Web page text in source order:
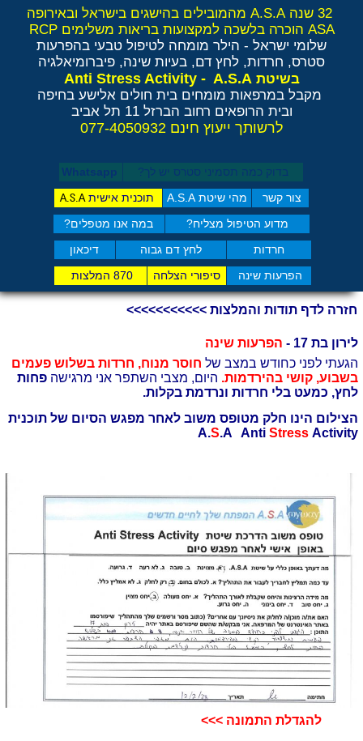
צור קשר מהי שיטת A.S.A תוכנית אישיתA.S.A
חרדות לחץ דם גבוה דיכאון
מדוע הטיפול מצליח? במה אנו מטפלים?
הפרעות שינה סיפורי הצלחה 870 המלצות
בדוק כמה תסמיני סט​רס יש לך? Whatsapp
32 שנה A.S.A מהמובילים בהישגים בישראל ובאירופה
ASA הוכרה בלשכה למקצועות בריאות משלימים RCP
שלומי ישראל - הילר מומחה לטיפול טבעי בהפרעות
סטרס, חרדות, לחץ דם, בעיות שינה, פיברומיאלגיה
בשיטת Anti Stress Activity - A.S.A
מקבל במרפאות מומחים בית חולים אלישע בחיפה
ובית הרופאים רחוב הברזל 11 תל אביב
לרשותך ייעוץ חינם 077-4050932
לירון בת 17 -
הפרעות שינה
הגעתי לפני כחודש במצב של חוסר מנוח, חרדות בשלוש פעמים
בשבוע, קושי בהירדמות. היום, מצבי השתפר אני מרגישהפחות
לחץ, כמעט בלי חרדות ונרדמת בקלות.
הצילום הינו חלק מטופס משוב לאחר מפגש הסיום של תוכנית
A.S.A Anti StressActivity
חזרה לדף תודות והמלצות >>>>>>>>>>>
להגדלת התמונה >>>​